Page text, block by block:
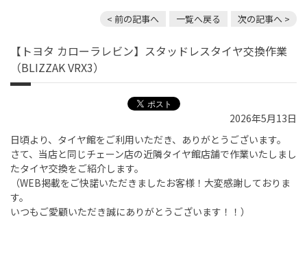
< 前の記事へ 一覧へ戻る 次の記事へ >
【トヨタ カローラレビン】スタッドレスタイヤ交換作業
（BLIZZAK VRX3）
2026年5月13日
日頃より、タイヤ館をご利用いただき、ありがとうございます。
さて、当店と同じチェーン店の近隣タイヤ館店舗で作業いたしまし
たタイヤ交換をご紹介します。
（WEB掲載をご快諾いただきましたお客様！大変感謝しておりま
す。
いつもご愛顧いただき誠にありがとうございます！！）